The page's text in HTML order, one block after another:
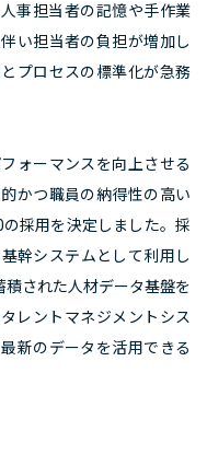
事担当者の記憶や手作業
い担当者の負担が増加し
プロセスの標準化が急務
ォーマンスを向上させる
かつ職員の納得性の高い
採用を決定しました。採
幹システムとして利用し
積された人材データ基盤を
レントマネジメントシス
新のデータを活用できる